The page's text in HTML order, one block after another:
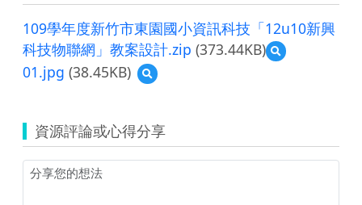
109學年度新竹市東園國小資訊科技「12u10新興
科技物聯網」教案設計.zip (373.44KB)
預
覽
竹
01.jpg (38.45KB)
預
覽
資源評論或心得分享